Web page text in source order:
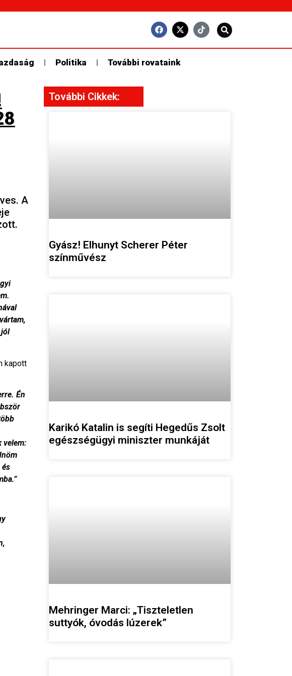
Politika További rovataink
A
jól
kapott
Én
velem:
és
További Cikkek:
Gyász! Elhunyt Scherer Péter
színművész
Karikó Katalin is segíti Hegedűs Zsolt
egészségügyi miniszter munkáját
Mehringer Marci: „Tiszteletlen
suttyók, óvodás lúzerek”